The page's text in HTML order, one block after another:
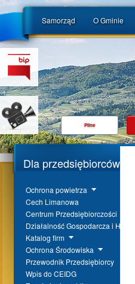
Samorząd O Gminie
Pilne
Dla przedsiębiorców
Ochrona powietrza
Cech Limanowa
Centrum Przedsiębiorczości
Działalność Gospodarcza i Handel
Katalog firm
Ochrona Środowiska
Przewodnik Przedsiębiorcy
Wpis do CEIDG